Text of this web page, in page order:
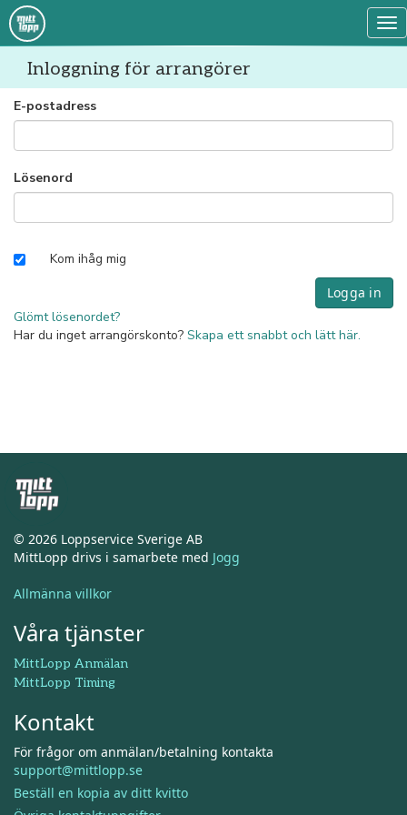
Inloggning för arrangörer
E-postadress
Lösenord
Kom ihåg mig
Glömt lösenordet?
Har du inget arrangörskonto? Skapa ett snabbt och lätt här.
© 2026 Loppservice Sverige AB
MittLopp drivs i samarbete med Jogg
Allmänna villkor
Våra tjänster
MittLopp Anmälan
MittLopp Timing
Kontakt
För frågor om anmälan/betalning kontakta
support@mittlopp.se
Beställ en kopia av ditt kvitto